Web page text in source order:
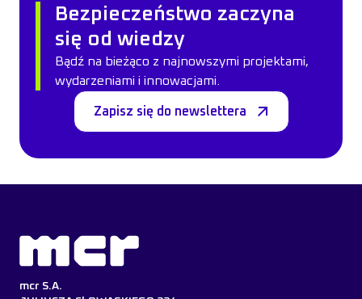
Bezpieczeństwo zaczyna
się od wiedzy
Bądź na bieżąco z najnowszymi projektami,
wydarzeniami i innowacjami.
Zapisz się do newslettera
mcr S.A.